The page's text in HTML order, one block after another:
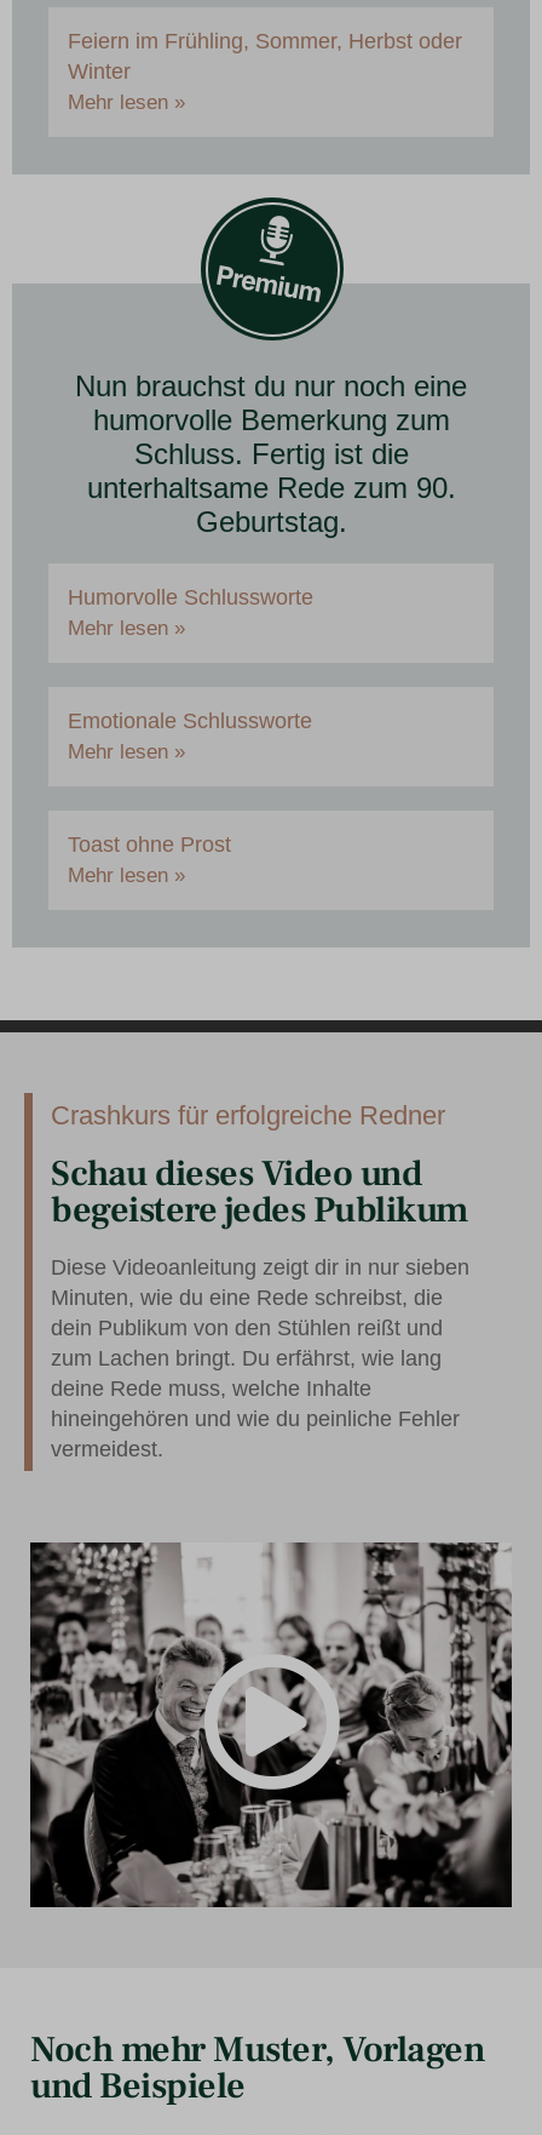
Feiern im Frühling, Sommer, Herbst oder
Winter
Mehr lesen »
Nun brauchst du nur noch eine
humorvolle Bemerkung zum
Schluss. Fertig ist die
unterhaltsame Rede zum 90.
Geburtstag.
Humorvolle Schlussworte
Mehr lesen »
Emotionale Schlussworte
Mehr lesen »
Toast ohne Prost
Mehr lesen »
Crashkurs für erfolgreiche Redner
Schau dieses Video und
begeistere jedes Publikum
Diese Videoanleitung zeigt dir in nur sieben
Minuten, wie du eine Rede schreibst, die
dein Publikum von den Stühlen reißt und
zum Lachen bringt. Du erfährst, wie lang
deine Rede muss, welche Inhalte
hineingehören und wie du peinliche Fehler
vermeidest.
Noch mehr Muster, Vorlagen
und Beispiele